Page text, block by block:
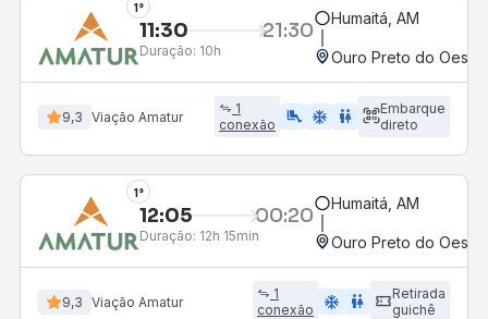
1°
11:30 21:30
Duração: 10h
Humaitá, AM
Ouro Preto do
9,3 Viação Amatur
1
conexão
airline_seat_legroom_extra ac_unit wc
Embarque
direto
1°
12:05 00:20
Duração: 12h 15min
Humaitá, AM
Ouro Preto do
9,3 Viação Amatur
1
conexão
ac_unit wc
Retirada
guichê